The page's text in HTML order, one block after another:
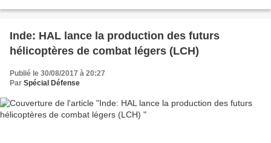
Inde: HAL lance la production des futurs
hélicoptères de combat légers (LCH)
Publié le 30/08/2017 à 20:27
Par Spécial Défense